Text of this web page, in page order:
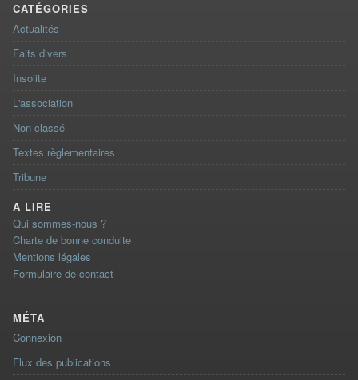
CATÉGORIES
Actualités
Faits divers
Insolite
L'association
Non classé
Textes règlementaires
Tribune
A LIRE
Qui sommes-nous ?
Charte de bonne conduite
Mentions légales
Formulaire de contact
MÉTA
Connexion
Flux des publications